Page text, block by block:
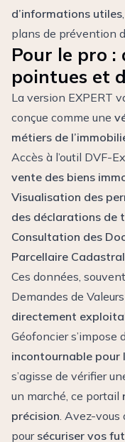
d’informations utiles
plans de prévention
Pour le pro :
pointues et
La version EXPERT
conçue comme une
métiers de
Accès à l’outil DVF-
vente des biens
Visualisation des
des déclarations de
Consultation des
Parcellaire Cadastral
Ces données,
Demandes de
directement
Géofoncier s’impose
incontournable pour
s’agisse de vérifier
un marché, ce portail
précision. Avez-vous
pour sécuriser vos